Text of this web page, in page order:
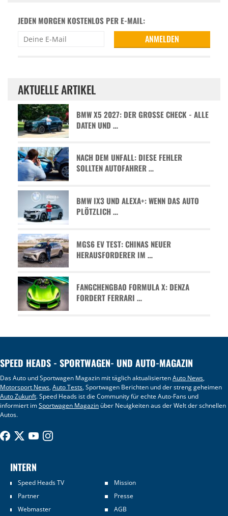
JEDEN MORGEN KOSTENLOS PER E-MAIL:
AKTUELLE ARTIKEL
BMW X5 2027: DER GROSSE CHECK - ALLE D
ATEN UND …
NACH DEM UNFALL: DIESE FEHLER
SOLLTEN AUTOFAHRER …
BMW IX3 UND ALEXA+: WENN DAS AUTO
PLÖTZLICH …
MGS6 EV TEST: CHINAS NEUER
HERAUSFORDERER IM …
FANGCHENGBAO FORMULA X: DENZA
FORDERT FERRARI …
SPEED HEADS - SPORTWAGEN- UND AUTO-MAGAZIN
Das Auto und Sportwagen Magazin mit täglich aktualisiertenAuto News,
Motorsport News,Auto Tests, Sportwagen Berichten und der streng geheimen
Auto Zukunft. Speed Heads ist die Community für echte Auto-Fans und
informiert imSportwagen Magazin über Neuigkeiten aus der Welt der schnellen
Autos.
INTERN
Speed Heads TV
Mission
Partner
Presse
Webmaster
AGB